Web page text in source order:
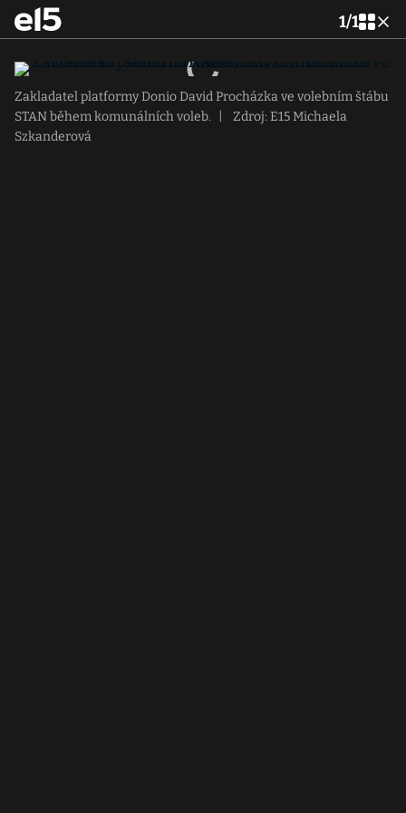
1/1
Zakladatel platformy Donio David Procházka ve volebním štábu
STAN během komunálních voleb.
Zdroj: E15 Michaela
Szkanderová